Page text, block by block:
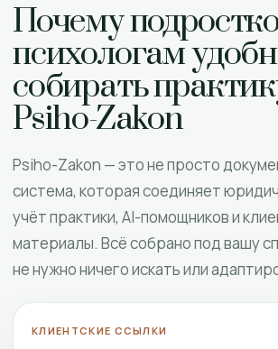
Почему
психологам
собирать
Psiho-Zakon
Psiho-Zakon — это не просто
система, которая соединяет
учёт практики, AI-помощников и
материалы. Всё собрано под вашу
не нужно ничего искать или
КЛИЕНТСКИЕ ССЫЛКИ